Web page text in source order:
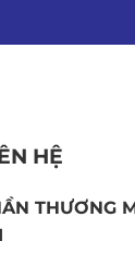
HỆ
THƯƠNG